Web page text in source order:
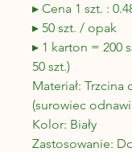
▸ Cena 1 szt. :
▸ 50 szt. / opak
▸ 1 karton = 200
50 szt.)
Materiał: Trzcina
(surowiec
Kolor: Biały
Zastosowanie: